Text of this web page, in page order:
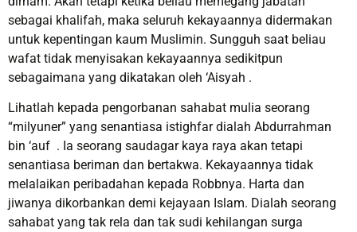
sebagai khalifah, maka seluruh kekayaannya didermakan
untuk kepentingan kaum Muslimin. Sungguh saat beliau
wafat tidak menyisakan kekayaannya sedikitpun
sebagaimana yang dikatakan oleh ‘Aisyah .
Lihatlah kepada pengorbanan sahabat mulia seorang
“milyuner” yang senantiasa istighfar dialah Abdurrahman
bin ‘auf . Ia seorang saudagar kaya raya akan tetapi
senantiasa beriman dan bertakwa. Kekayaannya tidak
melalaikan peribadahan kepada Robbnya. Harta dan
jiwanya dikorbankan demi kejayaan Islam. Dialah seorang
sahabat yang tak rela dan tak sudi kehilangan surga